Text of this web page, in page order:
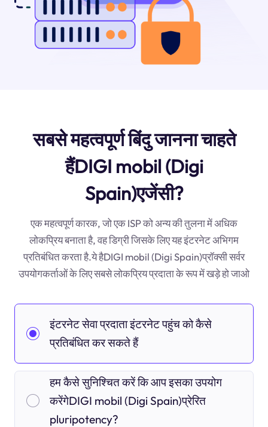
सबसे महत्वपूर्ण बिंदु जानना चाहते
हैंDIGI mobil (Digi
Spain)एजेंसी?
एक महत्वपूर्ण कारक, जो एक ISP को अन्य की तुलना में अधिक
लोकप्रिय बनाता है, वह डिग्री जिसके लिए यह इंटरनेट अभिगम
प्रतिबंधित करता है.ये हैDIGI mobil (Digi Spain)प्रॉक्सी सर्वर
उपयोगकर्ताओं के लिए सबसे लोकप्रिय प्रदाता के रूप में खड़े हो जाओ
इंटरनेट सेवा प्रदाता इंटरनेट पहुंच को कैसे
प्रतिबंधित कर सकते हैं
हम कैसे सुनिश्चित करें कि आप इसका उपयोग
करेंगेDIGI mobil (Digi Spain)प्रेरित
pluripotency?